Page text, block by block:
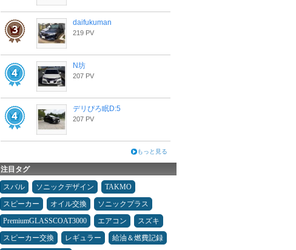
daifukuman
219 PV
N坊
207 PV
デリぴろ眠D:5
207 PV
もっと見る
注目タグ
スバル ソニックデザイン
TAKMO
スピーカー
オイル交換
ソニックプラス
PremiumGLASSCOAT3000
エアコン
スズキ
スピーカー交換
レギュラー
給油＆燃費記録